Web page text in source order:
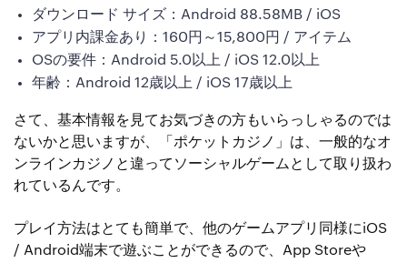
ダウンロード サイズ：Android 88.58MB / iOS
アプリ内課金あり：160円～15,800円 / アイテム
OSの要件：Android 5.0以上 / iOS 12.0以上
年齢：Android 12歳以上 / iOS 17歳以上
さて、基本情報を見てお気づきの方もいらっしゃるのでは
ないかと思いますが、「ポケットカジノ」は、一般的なオ
ンラインカジノと違ってソーシャルゲームとして取り扱わ
れているんです。
プレイ方法はとても簡単で、他のゲームアプリ同様にiOS
/ Android端末で遊ぶことができるので、App Storeや